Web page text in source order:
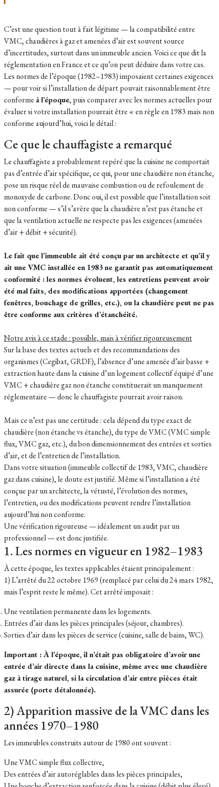
C’est une question tout à fait légitime — la compatibilité entre
VMC, chaudières à gaz et amenées d’air est souvent source
d’incertitudes, surtout dans un immeuble ancien. Voici ce que dit la
réglementation en France et ce qu’on peut déduire dans votre cas.
Les normes de l’époque (1982–1983) imposaient certaines exigences
— pour voir si l’installation de départ pouvait raisonnablement être
conforme à l’époque, puis comparer avec les normes actuelles pour
évaluer si votre installation pourrait être « en règle en 1983 mais non
conforme aujourd’hui, voici le détail :
Ce que le chauffagiste a remarqué
Le chauffagiste a probablement repéré que la cuisine ne comportait
pas d’entrée d’air spécifique, ce qui, pour une chaudière non étanche,
pose un risque réel de mauvaise combustion ou de refoulement de
monoxyde de carbone. Donc oui, il est possible que l’installation soit
non conforme — s’il s’avère que la chaudière n’est pas étanche et
que la ventilation actuelle ne respecte pas les exigences (amenées
d’air + débit + sécurité).
Le fait que l’immeuble ait été conçu par un architecte et qu’il y
ait une VMC installée en 1983 ne garantit pas automatiquement
conformité : les normes évoluent, les entretiens peuvent avoir
été mal faits, des modifications apportées (changement
fenêtres, bouchage de grilles, etc.), ou la chaudière peut ne pas
être conforme aux critères d’étanchéité.
Notre avis à ce stade : possible, mais à vérifier rigoureusement
Sur la base des textes actuels et des recommandations des
organismes (Cegibat, GRDF), l’absence d’une amenée d’air basse +
extraction haute dans la cuisine d’un logement collectif équipé d’une
VMC + chaudière gaz non étanche constituerait un manquement
réglementaire — donc le chauffagiste pourrait avoir raison.
Mais ce n’est pas une certitude : cela dépend du type exact de
chaudière (non étanche vs étanche), du type de VMC (VMC simple
flux, VMC gaz, etc.), du bon dimensionnement des entrées et sorties
d’air, et de l’entretien de l’installation.
Dans votre situation (immeuble collectif de 1983, VMC, chaudière
gaz dans cuisine), le doute est justifié. Même si l’installation a été
conçue par un architecte, la vétusté, l’évolution des normes,
l’entretien, ou des modifications peuvent rendre l’installation
aujourd’hui non conforme.
Une vérification rigoureuse — idéalement un audit par un
professionnel — est donc justifiée.
1. Les normes en vigueur en 1982–1983
À cette époque, les textes applicables étaient principalement :
1) L’arrêté du 22 octobre 1969 (remplacé par celui du 24 mars 1982,
mais l’esprit reste le même). Cet arrêté imposait :
Une ventilation permanente dans les logements.
Entrées d’air dans les pièces principales (séjour, chambres).
Sorties d’air dans les pièces de service (cuisine, salle de bains, WC).
Important : À l’époque, il n’était pas obligatoire d’avoir une
entrée d’air directe dans la cuisine, même avec une chaudière
gaz à tirage naturel, si la circulation d’air entre pièces était
assurée (porte détalonnée).
2) Apparition massive de la VMC dans les
années 1970–1980
Les immeubles construits autour de 1980 ont souvent :
Une VMC simple flux collective,
Des entrées d’air autoréglables dans les pièces principales,